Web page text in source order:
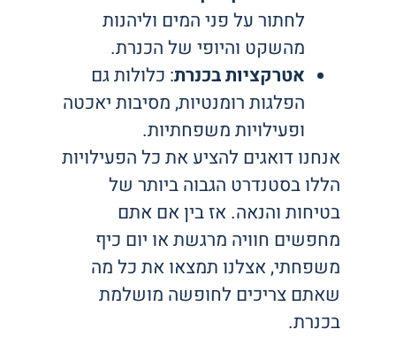
לחתור על פני המים וליהנות
מהשקט והיופי של הכנרת.
אטרקציות בכנרת: כלולות גם
הפלגות רומנטיות, מסיבות יאכטה
ופעילויות משפחתיות.
אנחנו דואגים להציע את כל הפעילויות
הללו בסטנדרט הגבוה ביותר של
בטיחות והנאה. אז בין אם אתם
מחפשים חוויה מרגשת או יום כיף
משפחתי, אצלנו תמצאו את כל מה
שאתם צריכים לחופשה מושלמת
בכנרת.